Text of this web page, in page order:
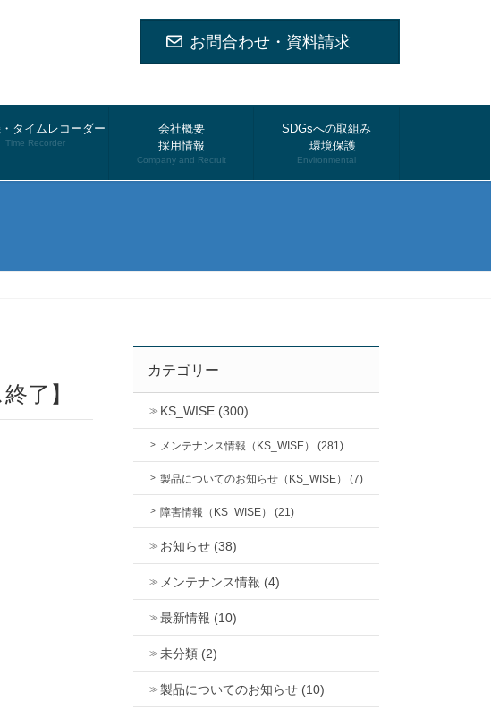
お問合わせ・資料請求
タイムレコーダー
Time Recorder
会社概要
採用情報
Company and Recruit
SDGsへの取組み
環境保護
Environmental
了】
カテゴリー
KS_WISE (300)
メンテナンス情報（KS_WISE） (281)
製品についてのお知らせ（KS_WISE） (7)
障害情報（KS_WISE） (21)
お知らせ (38)
メンテナンス情報 (4)
最新情報 (10)
未分類 (2)
製品についてのお知らせ (10)